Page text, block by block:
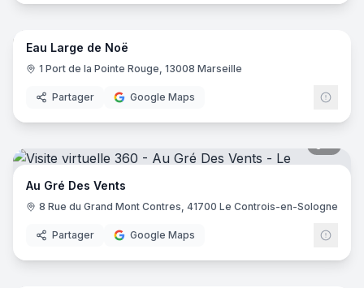
8
Eau Large de Noë
1 Port de la Pointe Rouge, 13008 Marseille
Partager Google Maps
Au Gré Des Vents
8 Rue du Grand Mont Contres, 41700 Le Controis-en-Sologne
Partager Google Maps
10